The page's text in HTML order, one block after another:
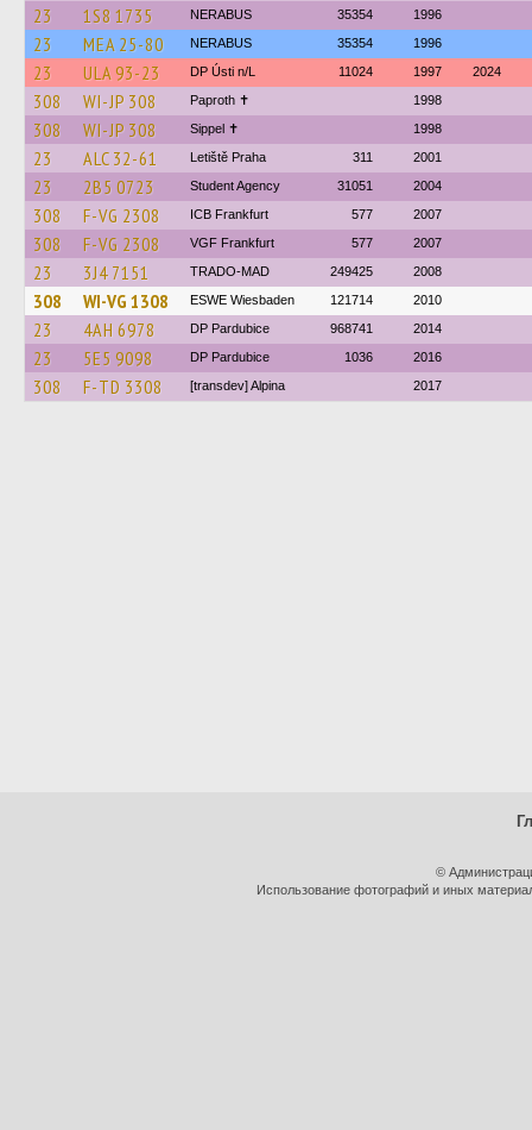
23 1S8 1735 NERABUS 35354 1996
23 MEA 25-80 NERABUS 35354 1996
23 ULA 93-23 DP Ústi n/L 11024 1997 2024
308 WI-JP 308 Paproth ✝ 1998
308 WI-JP 308 Sippel ✝︎ 1998
23 ALC 32-61 Letiště Praha 311 2001
23 2B5 0723 Student Agency 31051 2004
308 F-VG 2308 ICB Frankfurt 577 2007
308 F-VG 2308 VGF Frankfurt 577 2007
23 3J4 7151 TRADO-MAD 249425 2008
308 WI-VG 1308 ESWE Wiesbaden 121714 2010
23 4AH 6978 DP Pardubice 968741 2014
23 5E5 9098 DP Pardubice 1036 2016
308 F-TD 3308 [transdev] Alpina 2017
©
Использование фотографий и иных